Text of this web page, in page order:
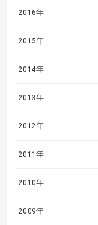
2016年
2015年
2014年
2013年
2012年
2011年
2010年
2009年